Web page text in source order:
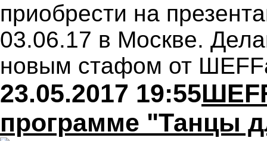
приобрести на
03.06.17 в Москве.
новым стафом от
23.05.2017 19:55
программе "Танцы